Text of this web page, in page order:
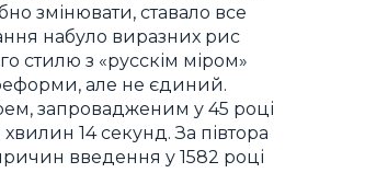
змінювати, ставало все
набуло виразних рис
стилю з «русскім міром»
але не єдиний.
запровадженим у 45 році
14 секунд. За півтора
введення у 1582 році